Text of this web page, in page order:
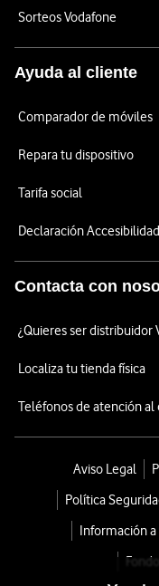
Sorteos Vodafone
Ayuda al cliente
Comparador de móviles
Repara tu dispositivo
Tarifa social
Declaración Accesibilidad
Contacta con
¿Quieres ser distribuidor
Localiza tu tienda física
Teléfonos de atención
Aviso Legal
Política
Información